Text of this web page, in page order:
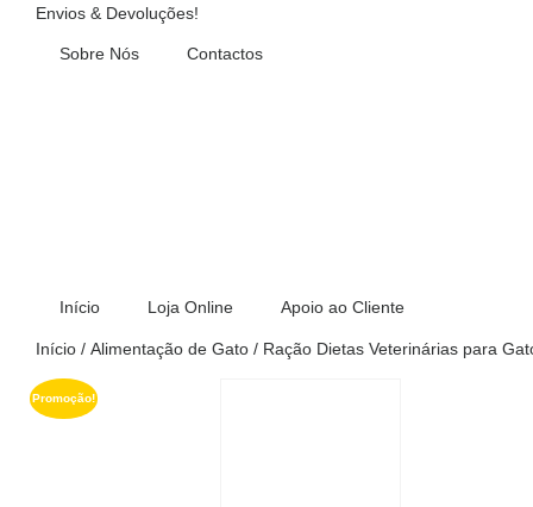
Envios & Devoluções!
Sobre Nós Contactos
Início Loja Online Apoio ao Cliente
Início / Alimentação de Gato / Ração Dietas Veterinárias para
Promoção!